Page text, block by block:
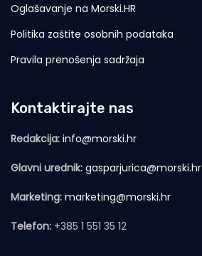
Oglašavanje na Morski.HR
Politika zaštite osobnih podataka
Pravila prenošenja sadržaja
Kontaktirajte nas
Redakcija: info@morski.hr
Glavni urednik: gasparjurica@morski.hr
Marketing: marketing@morski.hr
Telefon: +385 1 551 35 12